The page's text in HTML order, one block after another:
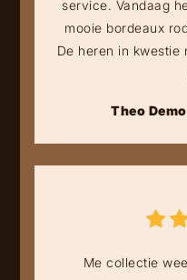
service. Vandaag
mooie bordeaux
De heren in kwestie
Theo
Me collectie